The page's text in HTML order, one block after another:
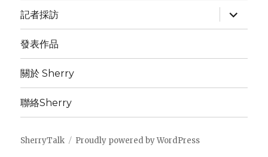
記者採訪
expand
child
menu
發表作品
關於 Sherry
聯絡Sherry
SherryTalk Proudly powered by WordPress